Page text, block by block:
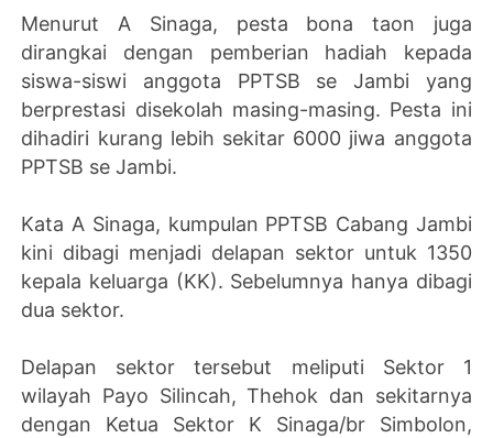
Menurut A Sinaga, pesta bona taon juga
dirangkai dengan pemberian hadiah kepada
siswa-siswi anggota PPTSB se Jambi yang
berprestasi disekolah masing-masing. Pesta ini
dihadiri kurang lebih sekitar 6000 jiwa anggota
PPTSB se Jambi.
Kata A Sinaga, kumpulan PPTSB Cabang Jambi
kini dibagi menjadi delapan sektor untuk 1350
kepala keluarga (KK). Sebelumnya hanya dibagi
dua sektor.
Delapan sektor tersebut meliputi Sektor 1
wilayah Payo Silincah, Thehok dan sekitarnya
dengan Ketua Sektor K Sinaga/br Simbolon,